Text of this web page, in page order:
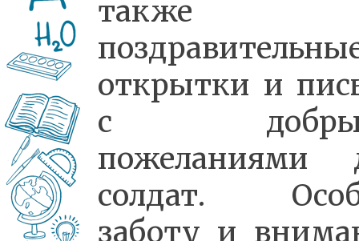
также
открытки и
с
пожеланиями
солдат.
заботу и